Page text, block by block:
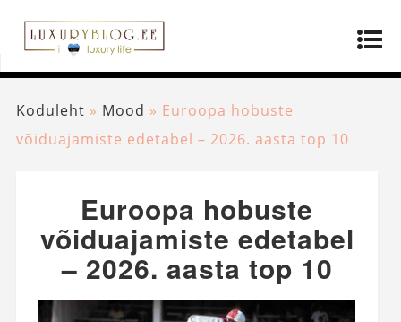
Koduleht » Mood » Euroopa hobuste
võiduajamiste edetabel – 2026. aasta top 10
Euroopa hobuste
võiduajamiste edetabel
– 2026. aasta top 10